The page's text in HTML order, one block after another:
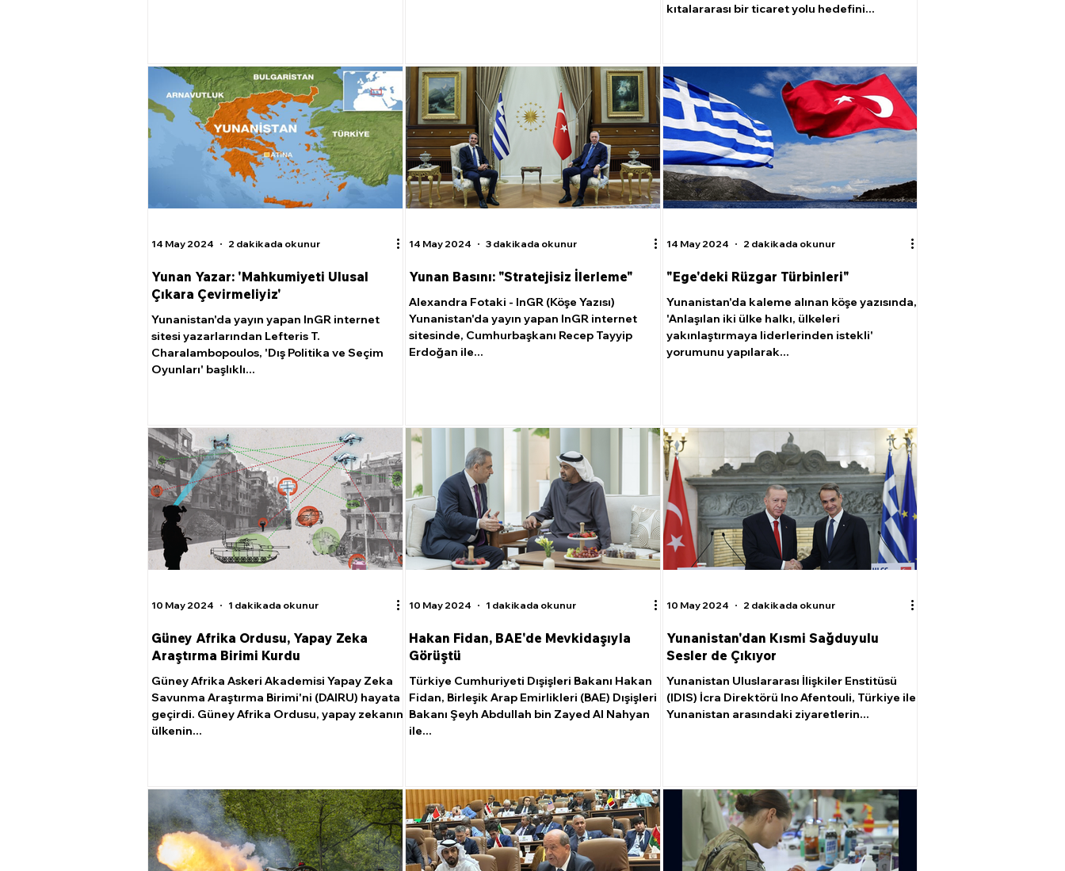
kıtalararası bir ticaret yolu hedefini...
Yunan Yazar: 'Mahkumiyeti Ulusal
Çıkara Çevirmeliyiz'
Yunanistan'da yayın yapan InGR internet
sitesi yazarlarından Lefteris T.
Charalambopoulos, 'Dış Politika ve Seçim
Oyunları' başlıklı...
14 May 2024 2 dakikada okunur
Yunan Basını: "Stratejisiz İlerleme"
Alexandra Fotaki - InGR (Köşe Yazısı)
Yunanistan'da yayın yapan InGR internet
sitesinde, Cumhurbaşkanı Recep Tayyip
Erdoğan ile...
14 May 2024 3 dakikada okunur
"Ege'deki Rüzgar Türbinleri"
Yunanistan'da kaleme alınan köşe yazısında,
'Anlaşılan iki ülke halkı, ülkeleri
yakınlaştırmaya liderlerinden istekli'
yorumunu yapılarak...
14 May 2024 2 dakikada okunur
Güney Afrika Ordusu, Yapay Zeka
Araştırma Birimi Kurdu
Güney Afrika Askeri Akademisi Yapay Zeka
Savunma Araştırma Birimi'ni (DAIRU) hayata
geçirdi. Güney Afrika Ordusu, yapay zekanın
ülkenin...
10 May 2024 1 dakikada okunur
Hakan Fidan, BAE'de Mevkidaşıyla
Görüştü
Türkiye Cumhuriyeti Dışişleri Bakanı Hakan
Fidan, Birleşik Arap Emirlikleri (BAE) Dışişleri
Bakanı Şeyh Abdullah bin Zayed Al Nahyan
ile...
10 May 2024 1 dakikada okunur
Yunanistan'dan Kısmi Sağduyulu
Sesler de Çıkıyor
Yunanistan Uluslararası İlişkiler Enstitüsü
(IDIS) İcra Direktörü Ino Afentouli, Türkiye ile
Yunanistan arasındaki ziyaretlerin...
10 May 2024 2 dakikada okunur